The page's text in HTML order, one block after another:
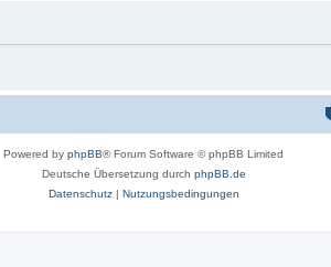
Powered by phpBB® Forum Software © phpBB Limited
Deutsche Übersetzung durch phpBB.de
Datenschutz| Nutzungsbedingungen